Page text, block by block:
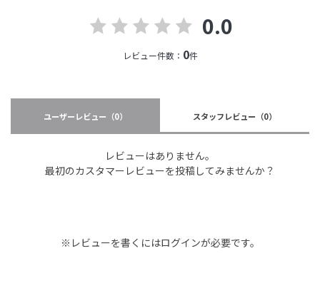
0.0
レビュー件数： 0件
ユーザーレビュー （0） スタッフレビュー （0）
レビューはありません。
最初のカスタマーレビューを投稿してみませんか？
※レビューを書くにはログインが必要です。